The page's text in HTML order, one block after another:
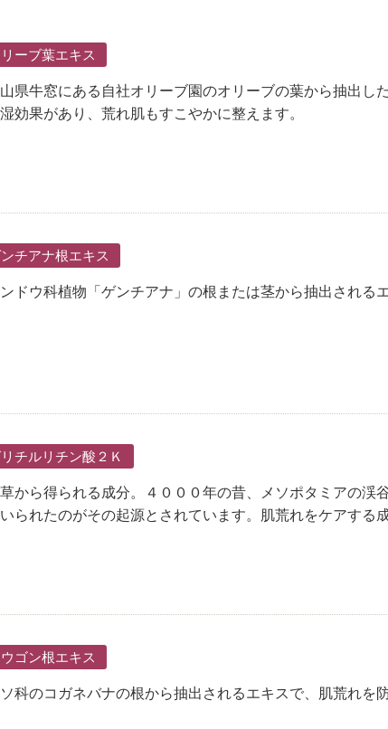
ーブ葉エキス
県牛窓にある自社オリーブ園のオリーブの葉から抽出し
効果があり、荒れ肌もすこやかに整えます。
チアナ根エキス
ドウ科植物「ゲンチアナ」の根または茎から抽出される
チルリチン酸２Ｋ
から得られる成分。４０００年の昔、メソポタミアの渓
られたのがその起源とされています。肌荒れをケアする
ゴン根エキス
科のコガネバナの根から抽出されるエキスで、肌荒れを